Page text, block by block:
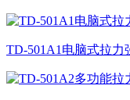
TD-501A1电脑式拉力